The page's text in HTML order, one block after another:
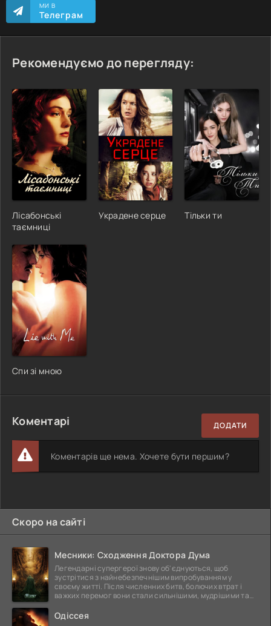
МИ В
Телеграм
Рекомендуємо до перегляду:
Лісабонські
таємниці
Украдене серце Тільки ти
Спи зі мною
Коментарі ДОДАТИ
Коментарів ще нема. Хочете бути першим?
Скоро на сайті
Месники: Сходження Доктора Дума
Легендарні супергерої знову об'єднуються, щоб
зустрітися з найнебезпечнішим випробуванням у
своєму житті. Після численних битв, болючих втрат і
важких перемог вони стали сильнішими, мудрішими та
Одіссея